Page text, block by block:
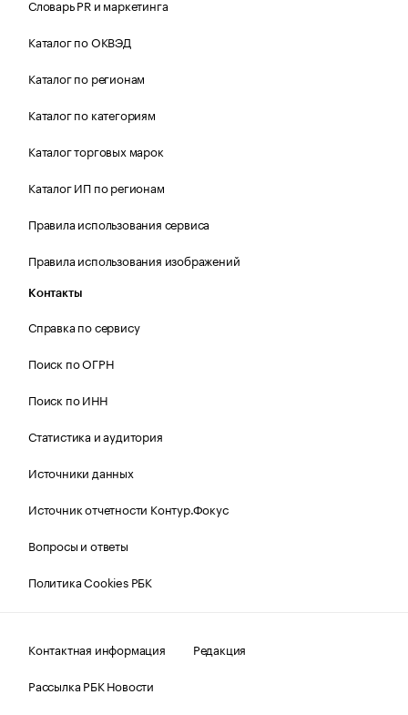
Словарь PR и маркетинга
Каталог по ОКВЭД
Каталог по регионам
Каталог по категориям
Каталог торговых марок
Каталог ИП по регионам
Правила использования сервиса
Правила использования изображений
Контакты
Справка по сервису
Поиск по ОГРН
Поиск по ИНН
Статистика и аудитория
Источники данных
Источник отчетности Контур.Фокус
Вопросы и ответы
Политика Cookies РБК
Контактная информация
Редакция
Рассылка РБК Новости